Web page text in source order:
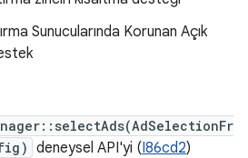
Sunucularında Korunan Açık
deneysel API'yi (I86cd2)